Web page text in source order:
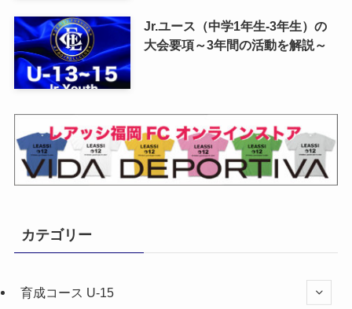
Jr.ユース（中学1年生-3年生）の
大会要項～3年間の活動を解説～
カテゴリー
育成コース U-15